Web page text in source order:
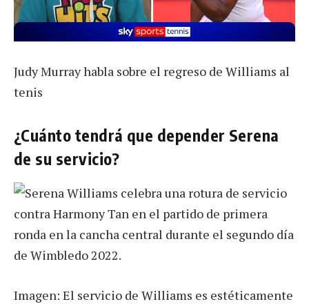
Judy Murray habla sobre el regreso de Williams al
tenis
¿Cuánto tendrá que depender Serena
de su servicio?
Imagen: El servicio de Williams es estéticamente